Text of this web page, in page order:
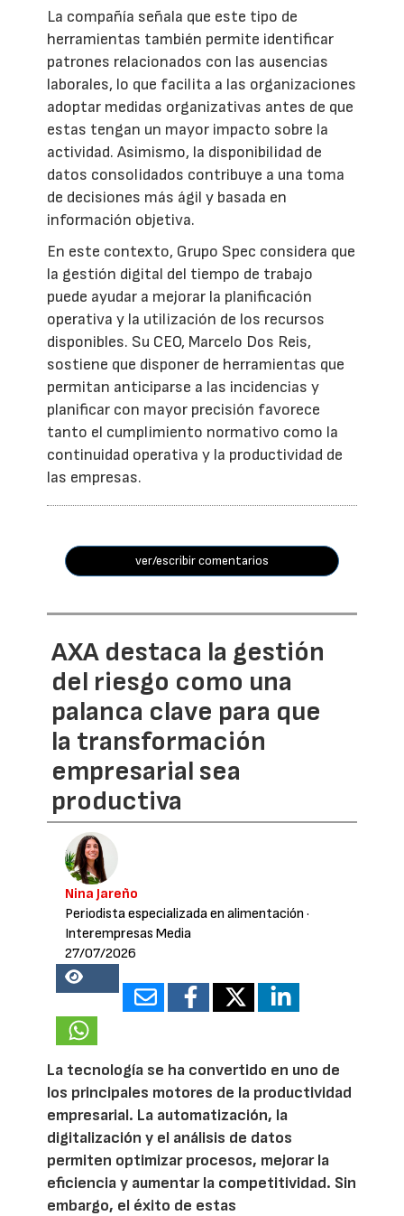
La compañía señala que este tipo de
herramientas también permite identificar
patrones relacionados con las ausencias
laborales, lo que facilita a las organizaciones
adoptar medidas organizativas antes de que
estas tengan un mayor impacto sobre la
actividad. Asimismo, la disponibilidad de
datos consolidados contribuye a una toma
de decisiones más ágil y basada en
información objetiva.
En este contexto, Grupo Spec considera que
la gestión digital del tiempo de trabajo
puede ayudar a mejorar la planificación
operativa y la utilización de los recursos
disponibles. Su CEO, Marcelo Dos Reis,
sostiene que disponer de herramientas que
permitan anticiparse a las incidencias y
planificar con mayor precisión favorece
tanto el cumplimiento normativo como la
continuidad operativa y la productividad de
las empresas.
ver/escribir comentarios
AXA destaca la gestión
del riesgo como una
palanca clave para que
la transformación
empresarial sea
productiva
Nina Jareño
Periodista especializada en alimentación ·
Interempresas Media
27/07/2026
16582
La tecnología se ha convertido en uno de
los principales motores de la productividad
empresarial. La automatización, la
digitalización y el análisis de datos
permiten optimizar procesos, mejorar la
eficiencia y aumentar la competitividad. Sin
embargo, el éxito de estas